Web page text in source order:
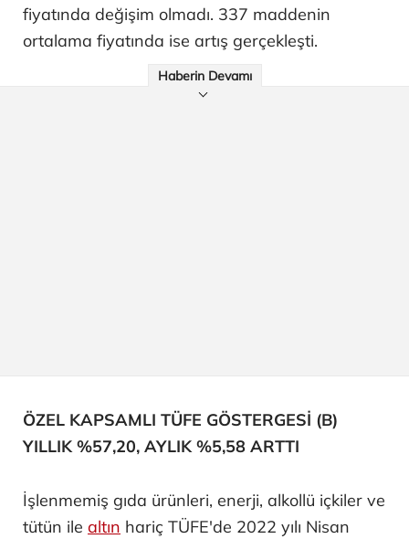
fiyatında değişim olmadı. 337 maddenin
ortalama fiyatında ise artış gerçekleşti.
Haberin Devamı
ÖZEL KAPSAMLI TÜFE GÖSTERGESİ (B)
YILLIK %57,20, AYLIK %5,58 ARTTI
İşlenmemiş gıda ürünleri, enerji, alkollü içkiler ve
tütün ile altın hariç TÜFE'de 2022 yılı Nisan